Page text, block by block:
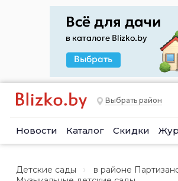
Выбрать район
Новости Каталог Скидки
Детские сады
в районе